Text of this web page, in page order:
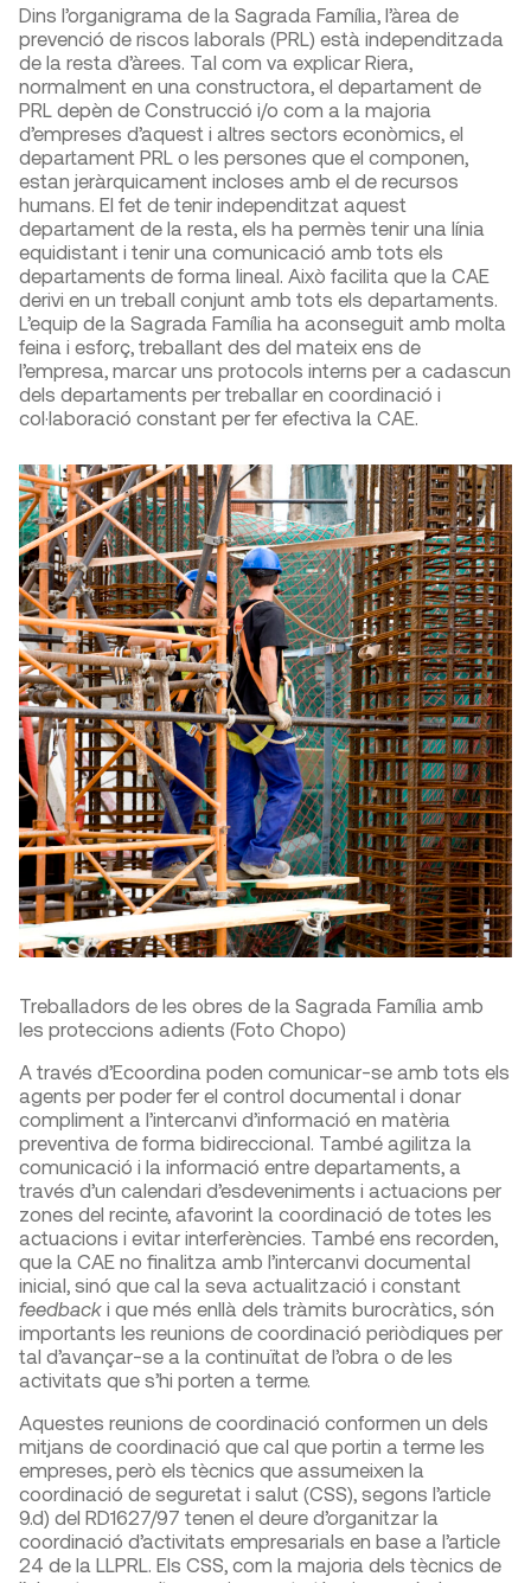
Dins l’organigrama de la Sagrada Família, l’àrea de
prevenció de riscos laborals (PRL) està independitzada
de la resta d’àrees. Tal com va explicar Riera,
normalment en una constructora, el departament de
PRL depèn de Construcció i/o com a la majoria
d’empreses d’aquest i altres sectors econòmics, el
departament PRL o les persones que el componen,
estan jeràrquicament incloses amb el de recursos
humans. El fet de tenir independitzat aquest
departament de la resta, els ha permès tenir una línia
equidistant i tenir una comunicació amb tots els
departaments de forma lineal. Això facilita que la CAE
derivi en un treball conjunt amb tots els departaments.
L’equip de la Sagrada Família ha aconseguit amb molta
feina i esforç, treballant des del mateix ens de
l’empresa, marcar uns protocols interns per a cadascun
dels departaments per treballar en coordinació i
col·laboració constant per fer efectiva la CAE.
Treballadors de les obres de la Sagrada Família amb
les proteccions adients (Foto Chopo)
A través d’Ecoordina poden comunicar-se amb tots els
agents per poder fer el control documental i donar
compliment a l’intercanvi d’informació en matèria
preventiva de forma bidireccional. També agilitza la
comunicació i la informació entre departaments, a
través d’un calendari d’esdeveniments i actuacions per
zones del recinte, afavorint la coordinació de totes les
actuacions i evitar interferències. També ens recorden,
que la CAE no finalitza amb l’intercanvi documental
inicial, sinó que cal la seva actualització i constant
feedback i que més enllà dels tràmits burocràtics, són
importants les reunions de coordinació periòdiques per
tal d’avançar-se a la continuïtat de l’obra o de les
activitats que s’hi porten a terme.
Aquestes reunions de coordinació conformen un dels
mitjans de coordinació que cal que portin a terme les
empreses, però els tècnics que assumeixen la
coordinació de seguretat i salut (CSS), segons l’article
9.d) del RD1627/97 tenen el deure d’organitzar la
coordinació d’activitats empresarials en base a l’article
24 de la LLPRL. Els CSS, com la majoria dels tècnics de